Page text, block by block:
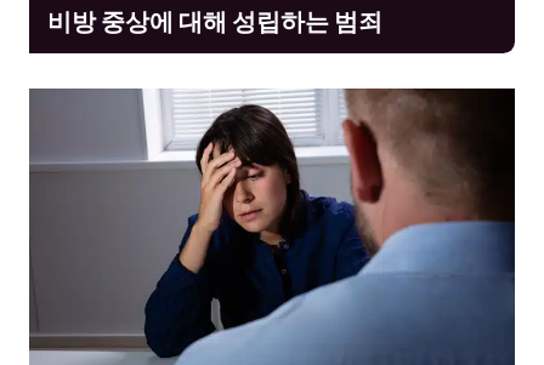
비방 중상에 대해 성립하는 범죄